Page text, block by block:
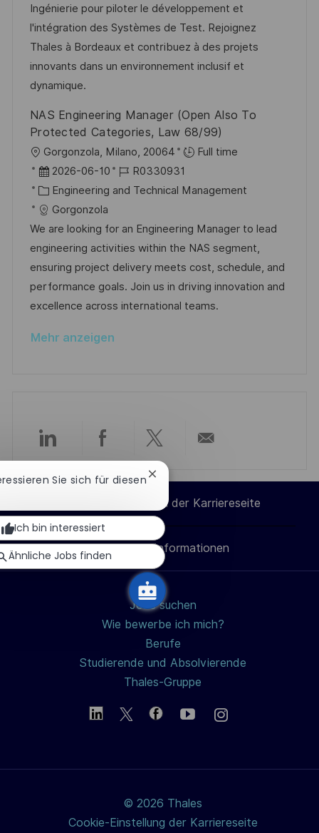
u
n
g
m
d
e
r
V
r
f
n
u
I
D
e
g
o
r
i
Ingénierie pour piloter le développement et
l'intégration des Systèmes de Test. Rejoignez
Thales à Bordeaux et contribuez à des projets
innovants dans un environnement inclusif et
dynamique.
NAS Engineering Manager (Open Also To
Protected Categories, Law 68/99)
O
r
t
Gorgonzola, Milano, 20064
Full time
D
a
t
u
m
d
e
r
e
n
t
i
h
u
2026-06-10
J
o
-
I
D
R0330931
K
a
t
e
g
o
r
e
Engineering and Technical Management
Gorgonzola
We are looking for an Engineering Manager to lead
engineering activities within the NAS segment,
ensuring project delivery meets cost, schedule, and
performance goals. Join us in driving innovation and
excellence across international teams.
Mehr anzeigen
Über
LinkedIn
teilen
Über
Facebook
teilen
Über
Twitter
teilen
E-
Mail
teilen
Cookie-Einstellungen der Karriereseite
Persönliche Informationen
Jobs suchen
Wie bewerbe ich mich?
Berufe
Studierende und Absolvierende
Thales-Gruppe
© 2026 Thales
Cookie-Einstellung der Karriereseite
Sie sich für diesen Chatbot-
schließen
Ich bin interessiert
Ähnliche Jobs finden